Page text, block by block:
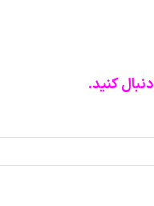
دنبال کنید.